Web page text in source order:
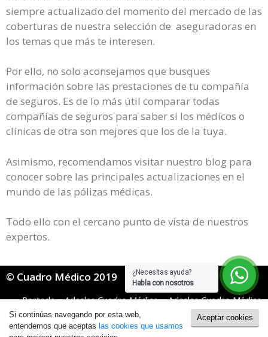
¿Necesitas ayuda?
Habla con nosotros
siempre actualizado del momento del mercado de las
coberturas de nuestra selección de aseguradoras en
los temas que más te interesen.
Por ello, no solo aconsejamos que busques
información sobre las prestaciones de tu compañía
de seguros. Es de lo más útil comparar todas
compañías de seguros para saber si los médicos o
clínicas de otra son mejores que los de la tuya.
Asimismo, recomendamos visitar nuestro blog para
conocer sobre las principales actualizaciones en el
mundo de las pólizas médicas.
Todo ello con el cercano punto de vista de nuestros
expertos.
© Cuadro Médico 2019
Portada»Adeslas Cuadro Médico»Adeslas Cuadro Médico
Dental»Adeslas Dental cuadro medico Girona
Política de Cookies|Política de Privacidad
Aceptar cookies
Si continúas navegando por esta web,
entendemos que aceptas las cookies que usamos